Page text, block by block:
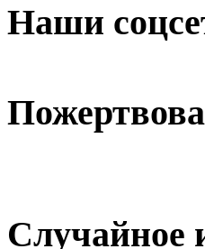
Наши
Случайное